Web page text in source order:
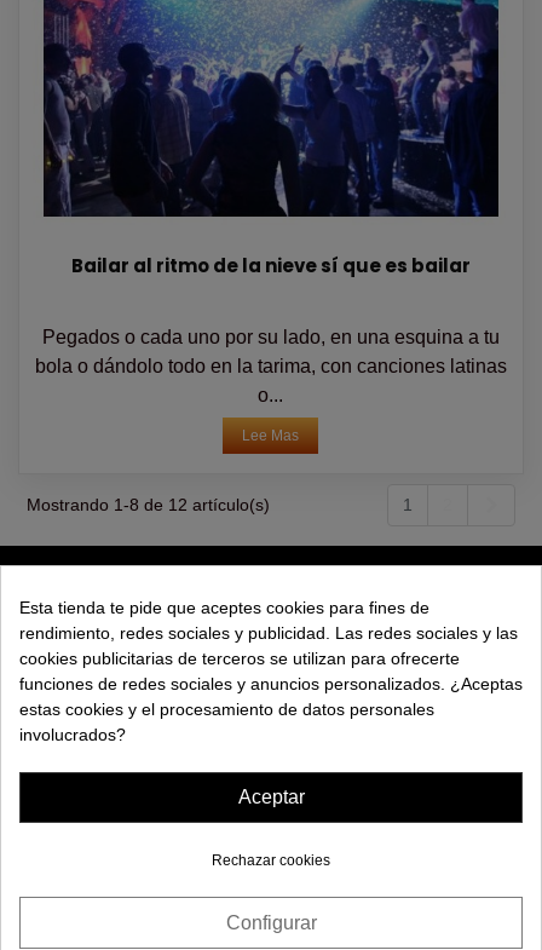
Bailar al ritmo de la nieve sí que es bailar
Pegados o cada uno por su lado, en una esquina a tu
bola o dándolo todo en la tarima, con canciones latinas
o...
Lee Mas
Mostrando 1-8 de 12 artículo(s) 1
EXPLORAR
EMPRESA
Esta tienda te pide que aceptes cookies para fines de
rendimiento, redes sociales y publicidad. Las redes sociales y las
cookies publicitarias de terceros se utilizan para ofrecerte
funciones de redes sociales y anuncios personalizados. ¿Aceptas
estas cookies y el procesamiento de datos personales
involucrados?
Aceptar
Rechazar cookies
Configurar